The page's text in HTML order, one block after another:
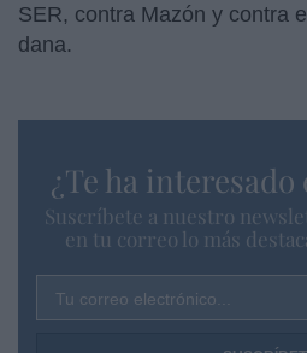
SER, contra Mazón y contra
dana.
¿Te ha
Suscríbete a nuestro
en tu correo lo más
Tu correo electrónico...